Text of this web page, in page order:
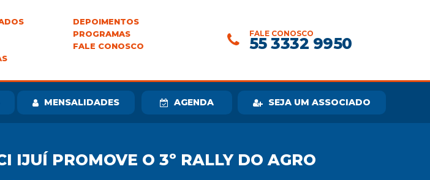
DEPOIMENTOS
PROGRAMAS
FALE CONOSCO
FALE CONOSCO
55 3332 9950
MENSALIDADES AGENDA SEJA UM ASSOCIADO
IJUÍ PROMOVE O 3º RALLY DO AGRO